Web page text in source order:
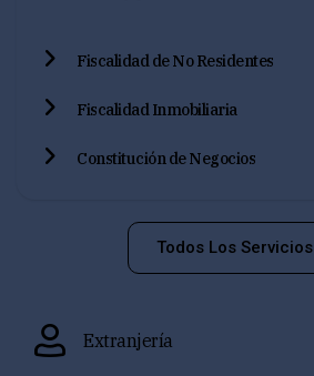
Fiscalidad de No Residentes
Fiscalidad Inmobiliaria
Constitución de Negocios
Todos Los Servicios
Extranjería